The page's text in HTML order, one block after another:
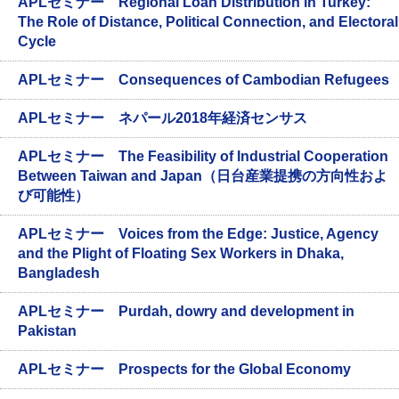
The Role of Distance, Political Connection, and Electoral
Cycle
APLセミナー Consequences of Cambodian Refugees
APLセミナー ネパール2018年経済センサス
APLセミナー The Feasibility of Industrial Cooperation
Between Taiwan and Japan（日台産業提携の方向性およ
び可能性）
APLセミナー Voices from the Edge: Justice, Agency
and the Plight of Floating Sex Workers in Dhaka,
Bangladesh
APLセミナー Purdah, dowry and development in
Pakistan
APLセミナー Prospects for the Global Economy